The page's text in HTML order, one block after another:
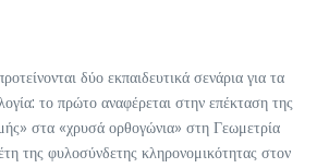
δύο εκπαιδευτικά σενάρια για τα
το πρώτο αναφέρεται στην επέκταση της
στα «χρυσά ορθογώνια» στη Γεωμετρία
της φυλοσύνδετης κληρονομικότητας στον